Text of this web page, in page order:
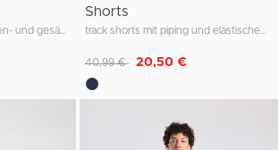
Shorts
Reduziert von
40,99 € auf
20,50 €